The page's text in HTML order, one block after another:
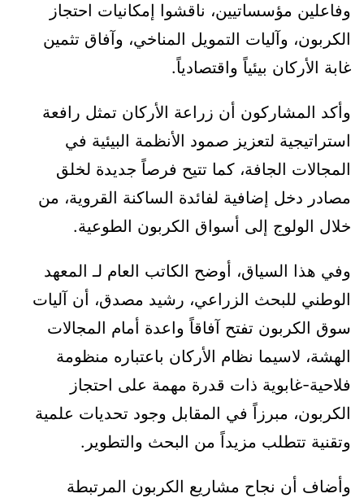
وفاعلين مؤسساتيين، ناقشوا إمكانيات احتجاز
الكربون، وآليات التمويل المناخي، وآفاق تثمين
غابة الأركان بيئياً واقتصادياً.
وأكد المشاركون أن زراعة الأركان تمثل رافعة
استراتيجية لتعزيز صمود الأنظمة البيئية في
المجالات الجافة، كما تتيح فرصاً جديدة لخلق
مصادر دخل إضافية لفائدة الساكنة القروية، من
خلال الولوج إلى أسواق الكربون الطوعية.
وفي هذا السياق، أوضح الكاتب العام لـ المعهد
الوطني للبحث الزراعي، رشيد مصدق، أن آليات
سوق الكربون تفتح آفاقاً واعدة أمام المجالات
الهشة، لاسيما نظام الأركان باعتباره منظومة
فلاحية-غابوية ذات قدرة مهمة على احتجاز
الكربون، مبرزاً في المقابل وجود تحديات علمية
وتقنية تتطلب مزيداً من البحث والتطوير.
وأضاف أن نجاح مشاريع الكربون المرتبطة